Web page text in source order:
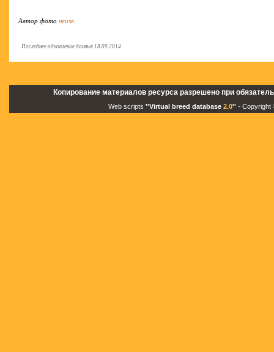
Автор фото неизв.
Последнее обновление данных 18.09.2014
Копирование материалов ресурса разрешено при
Web scripts ''Virtual breed database 2.0'' - Copyright